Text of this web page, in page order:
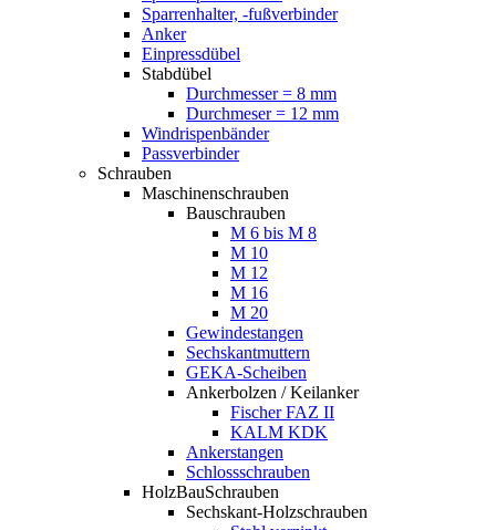
Sparrenhalter, -fußverbinder
Anker
Einpressdübel
Stabdübel
Durchmesser = 8 mm
Durchmeser = 12 mm
Windrispenbänder
Passverbinder
Schrauben
Maschinenschrauben
Bauschrauben
M 6 bis M 8
M 10
M 12
M 16
M 20
Gewindestangen
Sechskantmuttern
GEKA-Scheiben
Ankerbolzen / Keilanker
Fischer FAZ II
KALM KDK
Ankerstangen
Schlossschrauben
HolzBauSchrauben
Sechskant-Holzschrauben